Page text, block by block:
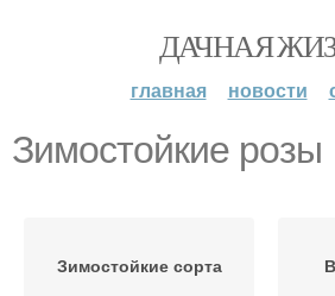
ДАЧНАЯ
главная новости
Зимостойкие розы
Зимостойкие сорта